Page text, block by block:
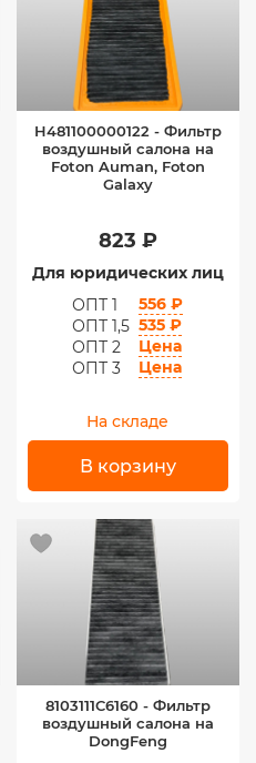
H481100000122 - Фильтр
воздушный салона на
Foton Auman, Foton
Galaxy
823 ₽
Для юридических лиц
ОПТ 1
556 ₽
ОПТ 1,5 535 ₽
ОПТ 2
Цена
ОПТ 3
Цена
На складе
В корзину
8103111C6160 - Фильтр
воздушный салона на
DongFeng